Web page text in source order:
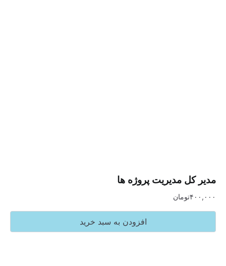
مدیریت پروژه ها
تومان
افزودن به سبد خرید